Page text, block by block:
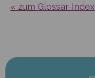
« zum Glossar-Index